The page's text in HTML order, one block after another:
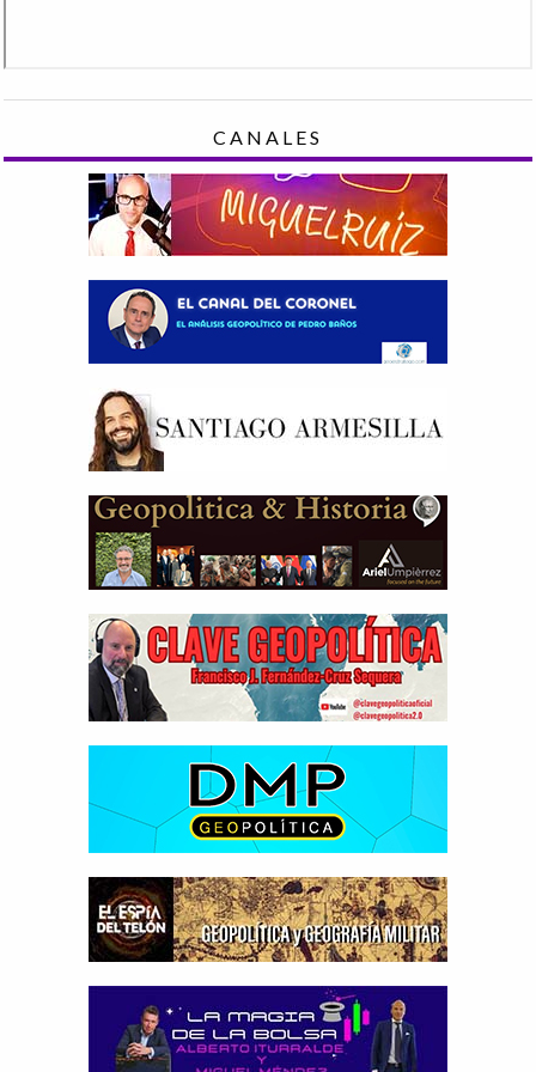
CANALES